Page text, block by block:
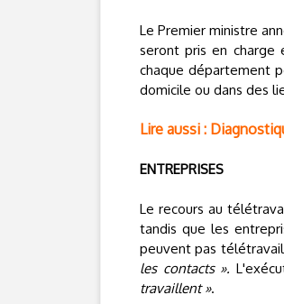
Le Premier ministre
seront pris en charge
chaque département
domicile ou dans des
Lire aussi :
ENTREPRISES
Le recours au
tandis que les
peuvent pas
les contacts ».
travaillent ».